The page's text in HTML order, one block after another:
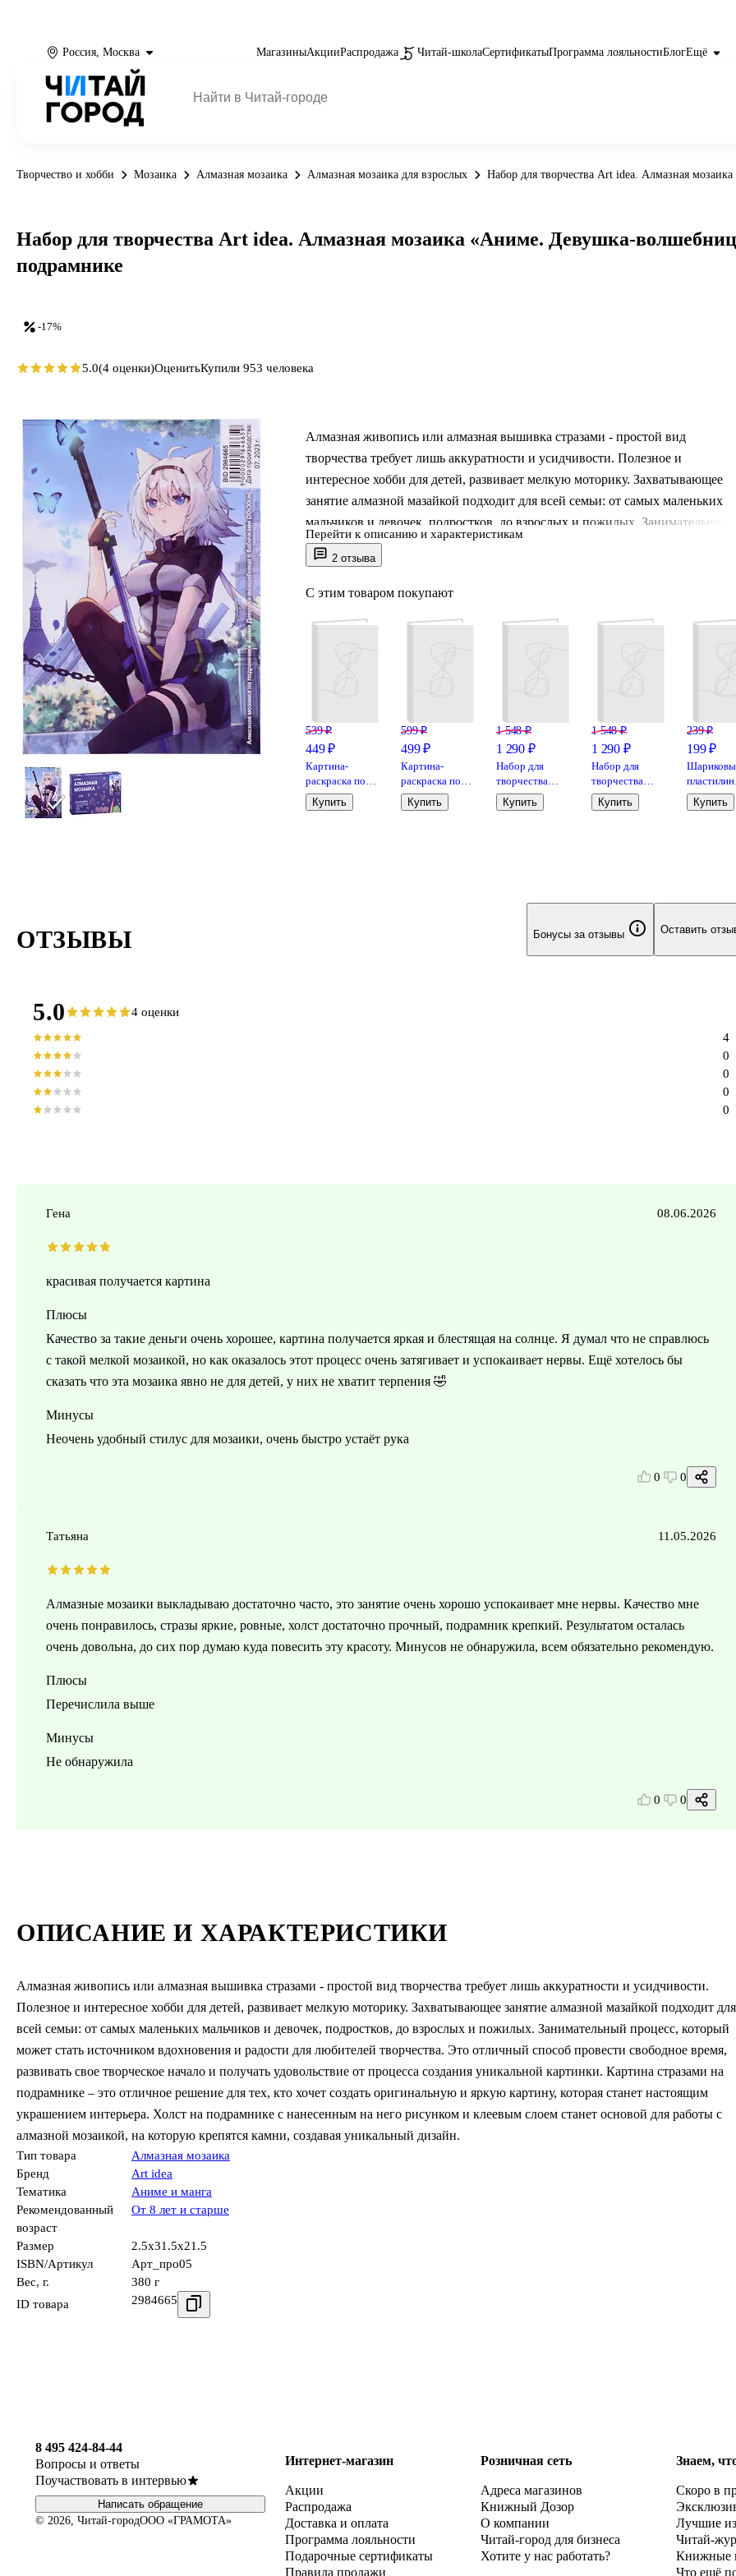
Россия, Москва МагазиныАкцииРаспродажа Читай-школаСертификатыПрограмма лояльностиБлогЕщё
Творчество и хобби Мозаика Алмазная мозаика Алмазная мозаика для взрослых Набор для творчества Art idea. Алмазная
2 отзыва
Алмазная живопись или алмазная вышивка стразами - простой вид
творчества требует лишь аккуратности и усидчивости. Полезное и
интересное хобби для детей, развивает мелкую моторику. Захватывающее
занятие алмазной мазайкой подходит для всей семьи: от самых маленьких
мальчиков и девочек, подростков, до взрослых и пожилых. Занимательный
процесс, который может стать источником вдохновения и радости для
любителей творчества. Это отличный способ провести свободное время,
развивать свое творческое начало и получать удовольствие от процесса
отличное решение для тех, кто хочет создать оригинальную и яркую
Перейти к описанию и характеристикам
С этим товаром покупают
539 ₽
449 ₽
Картина-
раскраска по
номерам «Аниме
Лисенок с
Купить
599 ₽
499 ₽
Картина-
раскраска по
номерам
«Котёнок с
Купить
1 548 ₽
1 290 ₽
Набор для
творчества
Origami.
Алмазное панно
Купить
1 548 ₽
1 290 ₽
Набор для
творчества
Origami.
Алмазное панно
Купить
239 ₽
199 ₽
пластилин
модели
Foam",
Купить
-17%
Набор для творчества Art idea. Алмазная мозаика «Аниме. Девушка-
подрамнике
5.0(4 оценки)ОценитьКупили 953 человека
ОПИСАНИЕ И ХАРАКТЕРИСТИКИ
Алмазная живопись или алмазная вышивка стразами - простой вид творчества требует лишь аккуратности и усидчивости.
Полезное и интересное хобби для детей, развивает мелкую моторику. Захватывающее занятие алмазной мазайкой подходит для
всей семьи: от самых маленьких мальчиков и девочек, подростков, до взрослых и пожилых. Занимательный процесс, который
может стать источником вдохновения и радости для любителей творчества. Это отличный способ провести свободное время,
развивать свое творческое начало и получать удовольствие от процесса создания уникальной картинки. Картина стразами на
подрамнике – это отличное решение для тех, кто хочет создать оригинальную и яркую картину, которая станет настоящим
украшением интерьера. Холст на подрамнике с нанесенным на него рисунком и клеевым слоем станет основой для работы с
алмазной мозаикой, на которую крепятся камни, создавая уникальный дизайн.
Тип товара
Алмазная мозаика
Бренд
Art idea
Тематика
Аниме и манга
Рекомендованный
возраст
От 8 лет и старше
Размер
2.5x31.5x21.5
ISBN/Артикул
Арт_про05
Вес, г.
380 г
ID товара
2984665
ОТЗЫВЫ Бонусы за отзывы Оставить
5.0 4 оценки
0
0
0
0
4
Гена 08.06.2026
красивая получается картина
Плюсы
Качество за такие деньги очень хорошее, картина получается яркая и блестящая на солнце. Я думал что не справлюсь
с такой мелкой мозаикой, но как оказалось этот процесс очень затягивает и успокаивает нервы. Ещё хотелось бы
сказать что эта мозаика явно не для детей, у них не хватит терпения 🤣
Минусы
Неочень удобный стилус для мозаики, очень быстро устаёт рука
0 0
Татьяна 11.05.2026
Алмазные мозаики выкладываю достаточно часто, это занятие очень хорошо успокаивает мне нервы. Качество мне
очень понравилось, стразы яркие, ровные, холст достаточно прочный, подрамник крепкий. Результатом осталась
очень довольна, до сих пор думаю куда повесить эту красоту. Минусов не обнаружила, всем обязательно рекомендую.
Плюсы
Перечислила выше
Минусы
Не обнаружила
0 0
8 495 424-84-44
Вопросы и ответы
Поучаствовать в интервью
Написать обращение
© 2026, Читай-городООО «ГРАМОТА»
Интернет-магазин
Акции
Распродажа
Доставка и оплата
Программа лояльности
Подарочные сертификаты
Правила продажи
Розничная сеть
Адреса магазинов
Книжный Дозор
О компании
Читай-город для бизнеса
Хотите у нас работать?
Знаем,
Скоро в
Лучшие
Читай-
Книжные
Что ещё